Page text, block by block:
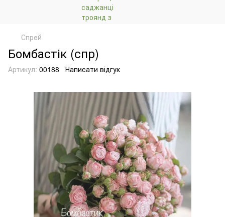
Спрей
Бомбастік (спр)
Артикул: 00188 Написати відгук